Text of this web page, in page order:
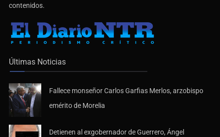
contenidos.
Últimas Noticias
Fallece monseñor Carlos Garfias Merlos, arzobispo
emérito de Morelia
Detienen al exgobernador de Guerrero, Ángel